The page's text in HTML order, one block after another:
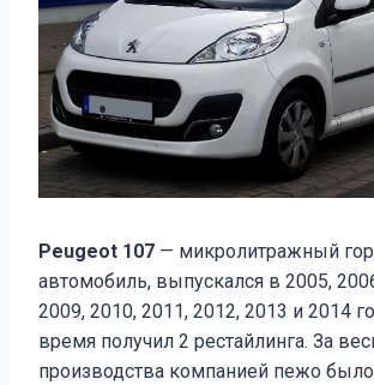
Peugeot 107 — микролитражный
автомобиль, выпускался в 2005,
2009, 2010, 2011, 2012, 2013 и 2014
время получил 2 рестайлинга. За
производства компанией пежо